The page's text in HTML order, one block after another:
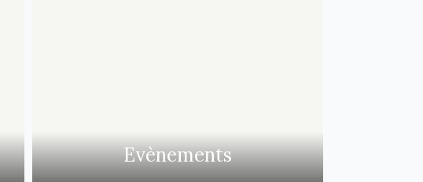
Evènements